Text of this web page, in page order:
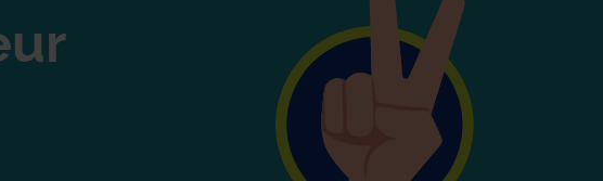
die vorgeschlagene Stelle? Dann nimm gleich hier Kontakt
auf! Du musst nur Deinen Namen und Deine E-Mail-